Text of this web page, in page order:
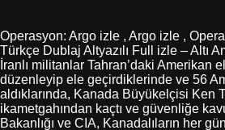
Operasyon: Argo izle , Argo izle ,
Türkçe Dublaj Altyazılı Full izle – Altı
İranlı militanlar Tahran’daki Amerikan
düzenleyip ele geçirdiklerinde ve 56
aldıklarında, Kanada Büyükelçisi Ken
ikametgahından kaçtı ve güvenliğe
Bakanlığı ve CIA, Kanadalıların her